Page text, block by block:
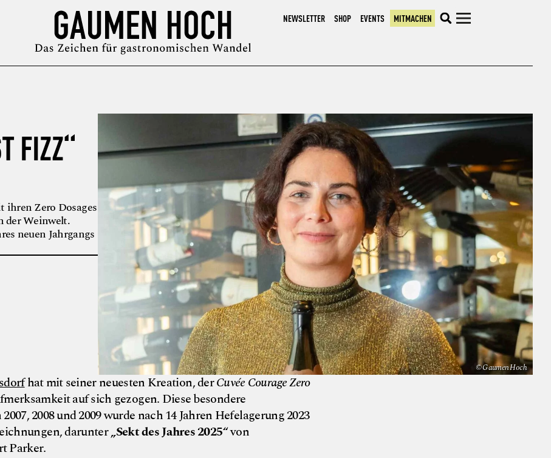
NEWSLETTER SHOP EVENTS MITMACHEN
MAGAZIN GUIDE PODCAST ÜBER UNS SYMPOSIUM
FIZZ“
ihren Zero Dosages
der Weinwelt.
neuen Jahrgangs
© Gaumen Hoch
hat mit seiner neuesten Kreation, derCuvée Courage Zero
auf sich gezogen. Diese besondere
2008 und 2009 wurde nach 14 Jahren Hefelagerung 2023
darunter„Sekt des Jahres 2025“von
Parker.